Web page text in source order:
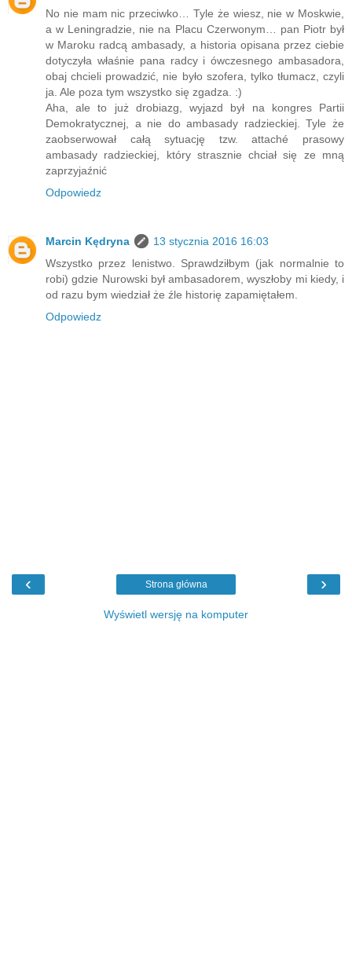
No nie mam nic przeciwko… Tyle że wiesz, nie w Moskwie,
a w Leningradzie, nie na Placu Czerwonym… pan Piotr był
w Maroku radcą ambasady, a historia opisana przez ciebie
dotyczyła właśnie pana radcy i ówczesnego ambasadora,
obaj chcieli prowadzić, nie było szofera, tylko tłumacz, czyli
ja. Ale poza tym wszystko się zgadza. :)
Aha, ale to już drobiazg, wyjazd był na kongres Partii
Demokratycznej, a nie do ambasady radzieckiej. Tyle że
zaobserwował całą sytuację tzw. attaché prasowy
ambasady radzieckiej, który strasznie chciał się ze mną
zaprzyjaźnić
Odpowiedz
Marcin Kędryna
13 stycznia 2016 16:03
Wszystko przez lenistwo. Sprawdziłbym (jak normalnie to
robi) gdzie Nurowski był ambasadorem, wyszłoby mi kiedy, i
od razu bym wiedział że źle historię zapamiętałem.
Odpowiedz
‹ ›
Strona główna
Wyświetl wersję na komputer